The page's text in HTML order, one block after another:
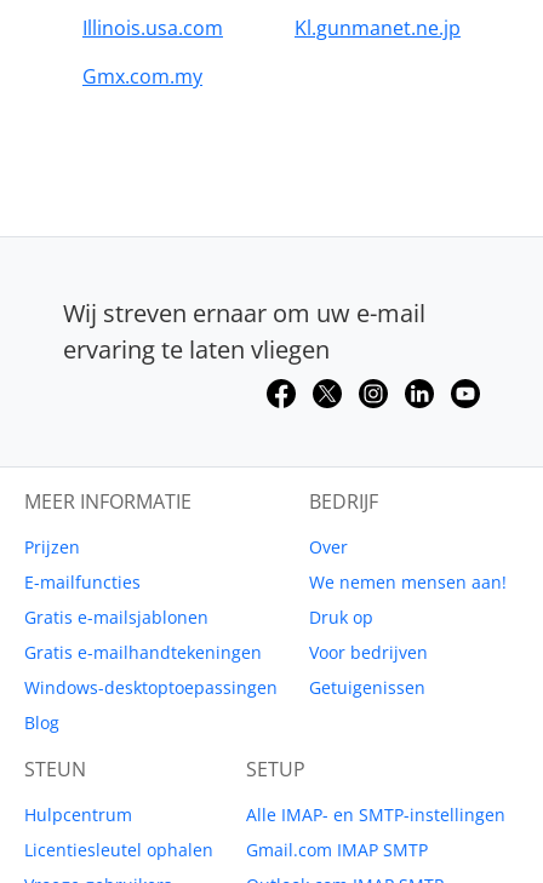
Illinois.usa.com
Kl.gunmanet.ne.jp
Gmx.com.my
Wij streven ernaar om uw e-mail
ervaring te laten vliegen
MEER INFORMATIE
Prijzen
E-mailfuncties
Gratis e-mailsjablonen
Gratis e-mailhandtekeningen
Windows-desktoptoepassingen
Blog
BEDRIJF
Over
We nemen mensen aan!
Druk op
Voor bedrijven
Getuigenissen
STEUN
Hulpcentrum
Licentiesleutel ophalen
SETUP
Alle IMAP- en SMTP-instellingen
Gmail.com IMAP SMTP